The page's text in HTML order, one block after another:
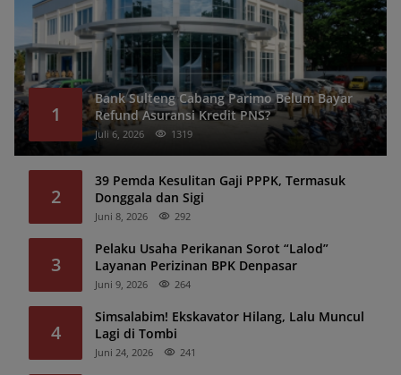
1
Bank Sulteng Cabang Parimo Belum Bayar
Refund Asuransi Kredit PNS?
Juli 6, 2026 1319
2
39 Pemda Kesulitan Gaji PPPK, Termasuk
Donggala dan Sigi
Juni 8, 2026 292
3
Pelaku Usaha Perikanan Sorot “Lalod”
Layanan Perizinan BPK Denpasar
Juni 9, 2026 264
4
Simsalabim! Ekskavator Hilang, Lalu Muncul
Lagi di Tombi
Juni 24, 2026 241